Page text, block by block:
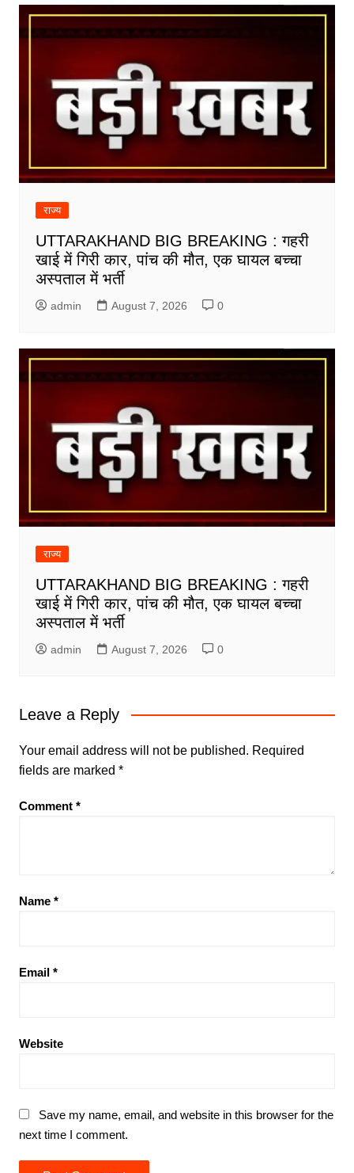
राज्य
UTTARAKHAND BIG BREAKING : गहरी
खाई में गिरी कार, पांच की मौत, एक घायल बच्चा
अस्पताल में भर्ती
admin August 7, 2026 0
राज्य
UTTARAKHAND BIG BREAKING : गहरी
खाई में गिरी कार, पांच की मौत, एक घायल बच्चा
अस्पताल में भर्ती
admin August 7, 2026 0
Leave a Reply
Your email address will not be published. Required
fields are marked *
Comment *
Name *
Email *
Website
Save my name, email, and website in this browser for the
next time I comment.